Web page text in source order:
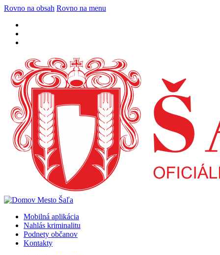
Rovno na obsah Rovno na menu
Mobilná aplikácia
Nahlás kriminalitu
Podnety občanov
Kontakty